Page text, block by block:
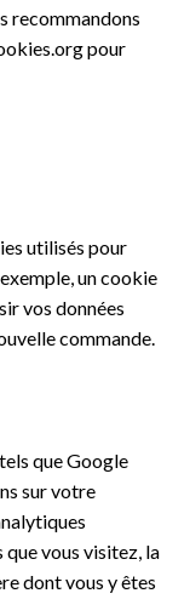
recommandons
pour
utilisés pour
un cookie
vos données
commande.
que Google
sur votre
vous visitez, la
dont vous y êtes